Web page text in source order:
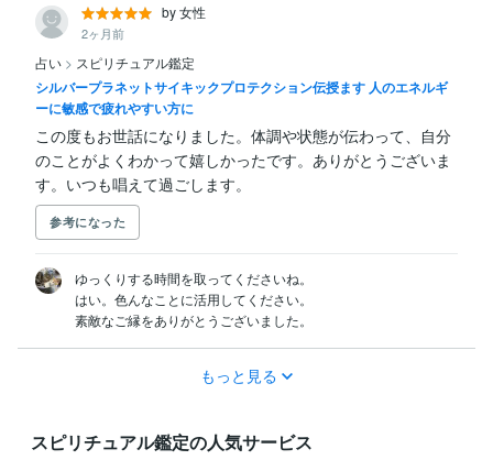
by 女性
2ヶ月前
占い > スピリチュアル鑑定
シルバープラネットサイキックプロテクション伝授ます 人のエネルギ
ーに敏感で疲れやすい方に
この度もお世話になりました。体調や状態が伝わって、自分
のことがよくわかって嬉しかったです。ありがとうございま
す。いつも唱えて過ごします。
参考になった
ゆっくりする時間を取ってくださいね。
はい。色んなことに活用してください。
素敵なご縁をありがとうございました。
もっと見る
スピリチュアル鑑定の人気サービス